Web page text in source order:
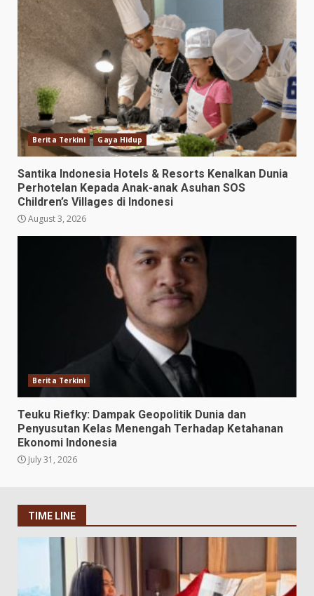
Berita Terkini Gaya Hidup
Santika Indonesia Hotels & Resorts Kenalkan Dunia
Perhotelan Kepada Anak-anak Asuhan SOS
Children’s Villages di Indonesi
August 3, 2026
Berita Terkini
Teuku Riefky: Dampak Geopolitik Dunia dan
Penyusutan Kelas Menengah Terhadap Ketahanan
Ekonomi Indonesia
July 31, 2026
TIME LINE